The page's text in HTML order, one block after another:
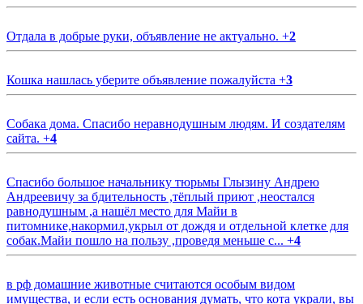
Отдала в добрые руки, объявление не актуально. +2
Кошка нашлась уберите объявление пожалуйста +3
Собака дома. Спасибо неравнодушным людям. И создателям
сайта. +4
Спасибо большое начальнику тюрьмы Глызину Андрею
Андреевичу за бдительность ,тёплый приют ,неостался
равнодушным ,а нашёл место для Майи в
питомнике,накормил,укрыл от дождя и отдельной клетке для
собак.Майи пошло на пользу ,проведя меньше с... +4
в рф домашние животные считаются особым видом
имущества, и если есть основания думать, что кота украли, вы